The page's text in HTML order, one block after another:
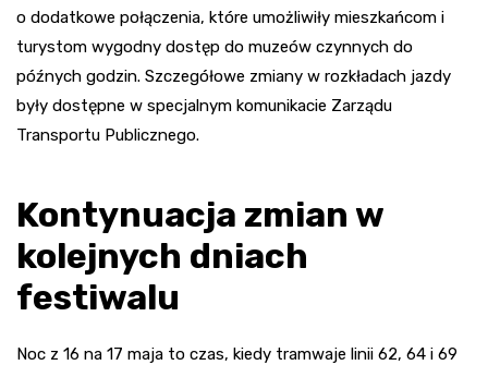
o dodatkowe połączenia, które umożliwiły mieszkańcom i
turystom wygodny dostęp do muzeów czynnych do
późnych godzin. Szczegółowe zmiany w rozkładach jazdy
były dostępne w specjalnym komunikacie Zarządu
Transportu Publicznego.
Kontynuacja zmian w
kolejnych dniach
festiwalu
Noc z 16 na 17 maja to czas, kiedy tramwaje linii 62, 64 i 69